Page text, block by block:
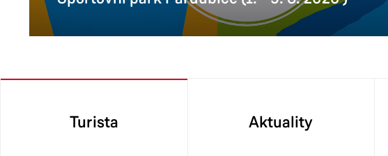
Turista Aktuality